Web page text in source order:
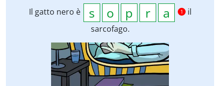
Il gatto nero è 1 il
sarcofago.